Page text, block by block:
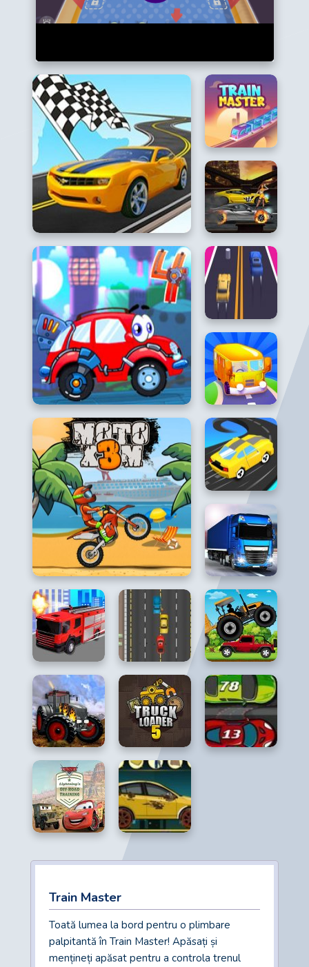
Train Master
Toată lumea la bord pentru o plimbare
palpitantă în Train Master! Apăsați și
mențineți apăsat pentru a controla trenul